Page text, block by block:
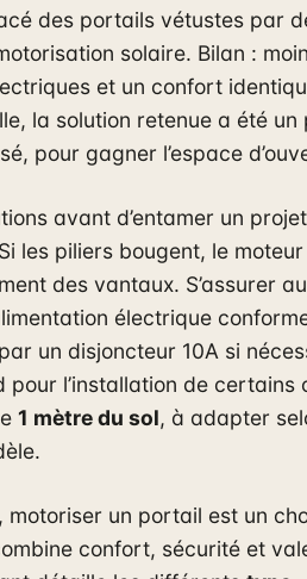
des portails vétustes par
solaire. Bilan :
et un confort
la solution retenue a été un
pour gagner l’espace
avant d’entamer un
les piliers bougent, le
des vantaux. S’assurer
électrique
un disjoncteur 10A si
pour l’installation de certains
1 mètre du sol, à adapter
motoriser un portail est un
confort, sécurité et